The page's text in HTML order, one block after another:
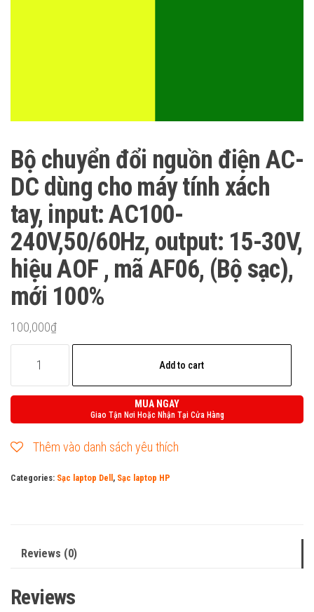
Bộ chuyển đổi nguồn điện AC-
DC dùng cho máy tính xách
tay, input: AC100-
240V,50/60Hz, output: 15-30V,
hiệu AOF , mã AF06, (Bộ sạc),
mới 100%
100,000₫
chuyển
đổi
AC-
tính
tay,
input:
Add to cart
MUA NGAY
Giao Tận Nơi Hoặc Nhận Tại Cửa Hàng
Thêm vào danh sách yêu thích
Categories: Sạc laptop Dell, Sạc laptop HP
Reviews (0)
Reviews